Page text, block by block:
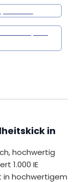
in
hochwertig
1.000 IE
in hochwertigem